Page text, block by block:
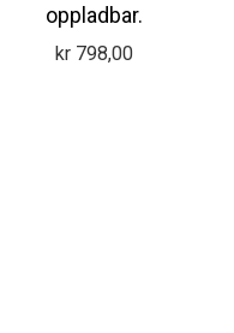
oppladbar.
kr798,00